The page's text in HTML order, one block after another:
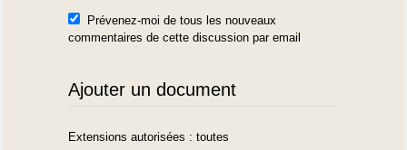
Prévenez-moi de tous les nouveaux
commentaires de cette discussion par email
Ajouter un document
Extensions autorisées : toutes